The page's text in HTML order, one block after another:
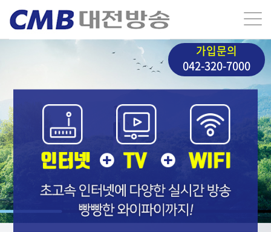
가입문의
042-320-7000